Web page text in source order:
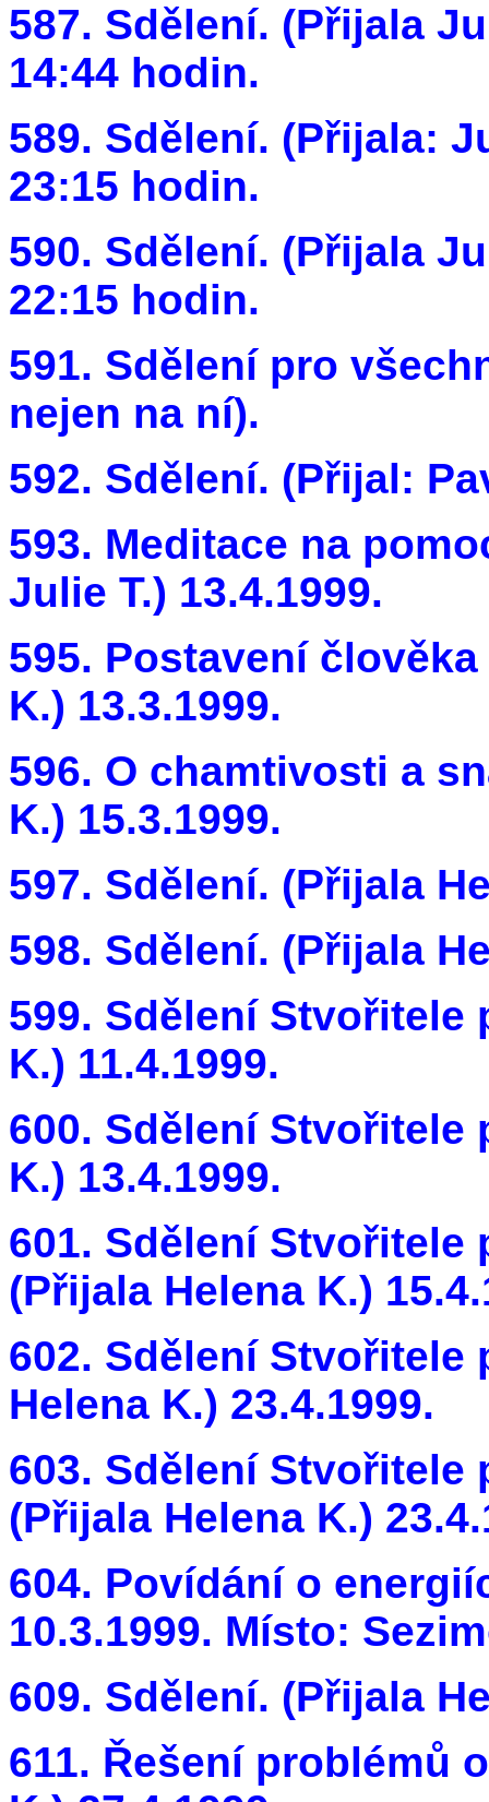
587. Sdělení. (Přijala
14:44 hodin.
589. Sdělení. (Přijala:
23:15 hodin.
590. Sdělení. (Přijala
22:15 hodin.
591. Sdělení pro
nejen na ní).
592. Sdělení. (Přijal:
593. Meditace na
Julie T.) 13.4.1999.
595. Postavení
K.) 13.3.1999.
596. O chamtivosti a
K.) 15.3.1999.
597. Sdělení. (Přijala
598. Sdělení. (Přijala
599. Sdělení Stvořitele
K.) 11.4.1999.
600. Sdělení Stvořitele
K.) 13.4.1999.
601. Sdělení
(Přijala Helena K.)
602. Sdělení Stvořitele
Helena K.) 23.4.1999.
603. Sdělení
(Přijala Helena K.)
604. Povídání o
10.3.1999. Místo:
609. Sdělení. (Přijala
611. Řešení problémů